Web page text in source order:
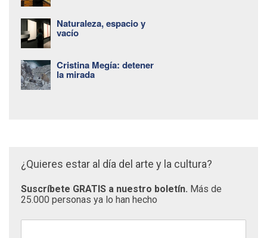
Naturaleza, espacio y
vacío
Cristina Megía: detener
la mirada
¿Quieres estar al día del arte y la cultura?
Suscríbete GRATIS a nuestro boletín. Más de
25.000 personas ya lo han hecho